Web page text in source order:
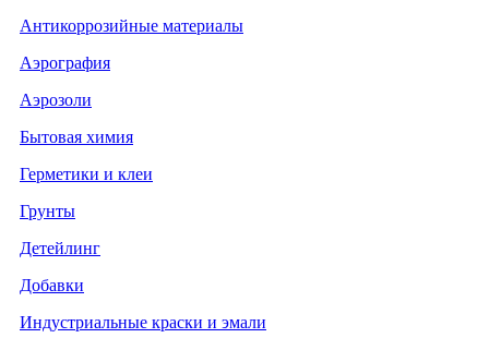
Антикоррозийные материалы
Аэрография
Аэрозоли
Бытовая химия
Герметики и клеи
Грунты
Детейлинг
Добавки
Индустриальные краски и эмали